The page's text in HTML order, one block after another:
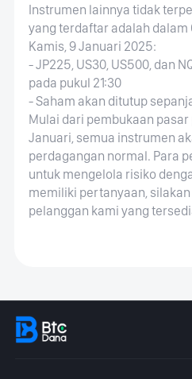
Instrumen lainnya tidak
yang terdaftar adalah dalam
Kamis, 9 Januari 2025:
- JP225, US30, US500, dan
pada pukul 21:30
- Saham akan ditutup
Mulai dari pembukaan pasar
Januari, semua instrumen
perdagangan normal. Para
untuk mengelola risiko
memiliki pertanyaan,
pelanggan kami yang